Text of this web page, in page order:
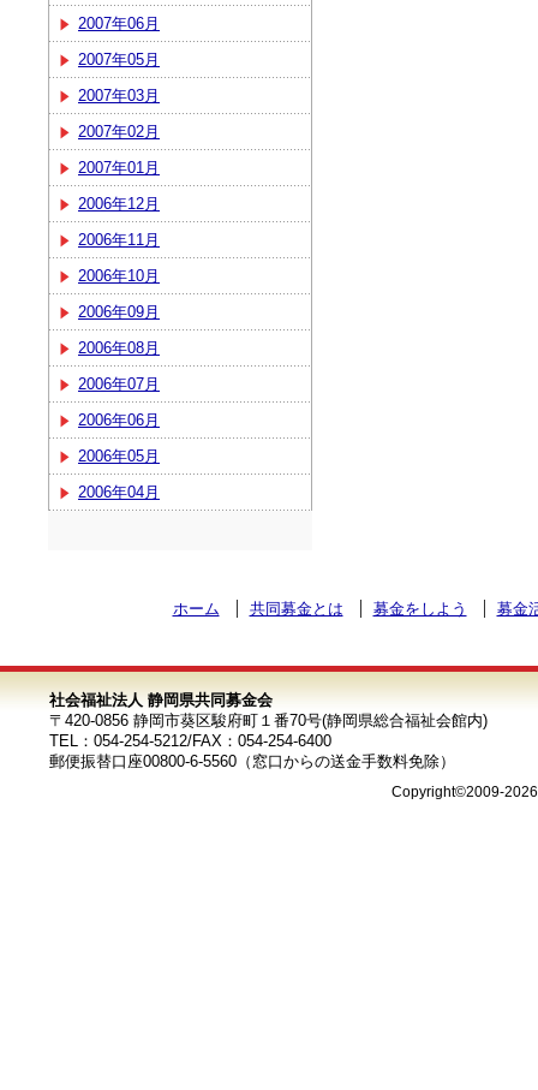
2007年06月
2007年05月
2007年03月
2007年02月
2007年01月
2006年12月
2006年11月
2006年10月
2006年09月
2006年08月
2006年07月
2006年06月
2006年05月
2006年04月
ホーム 共同募金とは 募金をしよう 募金
社会福祉法人 静岡県共同募金会
〒420-0856 静岡市葵区駿府町１番70号(静岡県総合福祉会館内)
TEL：054-254-5212/FAX：054-254-6400
郵便振替口座00800-6-5560（窓口からの送金手数料免除）
Copyright©2009-